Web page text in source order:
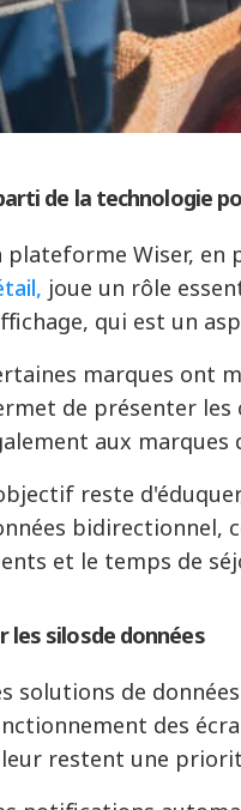
de la technologie
plateforme Wiser, en
joue un rôle
qui est un
marques ont
de présenter les
aux marques
reste
bidirectionnel,
et le temps de
les silosde données
solutions de
des
restent une